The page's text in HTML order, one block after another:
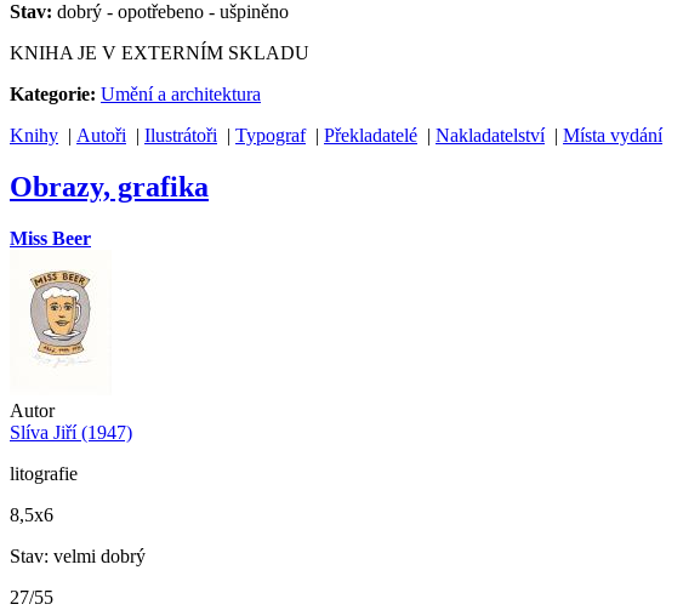
Stav: dobrý - opotřebeno - ušpiněno
KNIHA JE V EXTERNÍM SKLADU
Kategorie: Umění a architektura
Knihy | Autoři | Ilustrátoři | Typograf| Překladatelé | Nakladatelství| Místa vydání
Obrazy, grafika
Miss Beer
Autor
Slíva Jiří (1947)
litografie
8,5x6
Stav: velmi dobrý
27/55